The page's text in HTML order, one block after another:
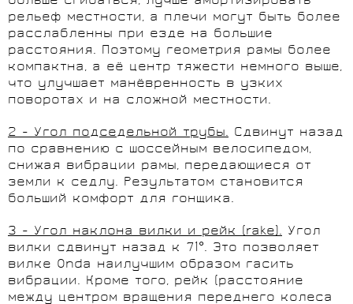
рельеф местности, а плечи могут быть более
расслабленны при езде на большие
расстояния. Поэтому геометрия рамы более
компактна, а её центр тяжести немного выше,
что улучшает манёвренность в узких
поворотах и на сложной местности.
2- Угол подседельной трубы. Сдвинут назад
по сравнению с шоссейным велосипедом,
снижая вибрации рамы, передающиеся от
земли к седлу. Результатом становится
больший комфорт для гонщика.
3 - Угол наклона вилки и рейк (rake). Угол
вилки сдвинут назад к 71°. Это позволяет
вилке Onda наилучшим образом гасить
вибрации. Кроме того, рейк (расстояние
между центром вращения переднего колеса